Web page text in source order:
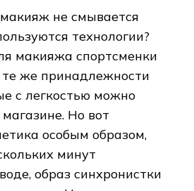
не смывается
технологии?
макияжа спортсменки
те же принадлежности
с легкостью можно
Но вот
особым образом,
минут
образ синхронистки